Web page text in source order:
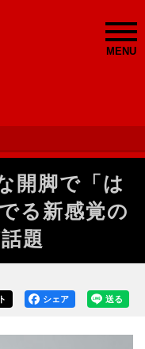
MENU
開脚で「は
る新感覚の
題
送る
シェア